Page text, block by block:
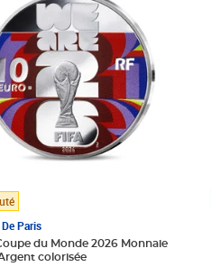
Paris
du Monde 2026 Monnaie
colorisée